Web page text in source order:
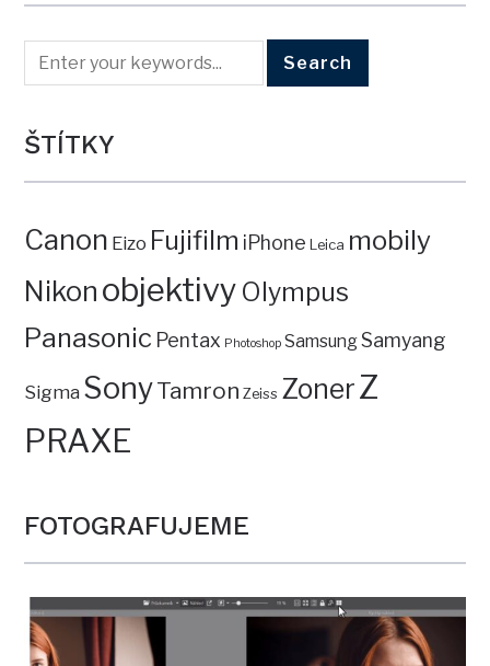
ŠTÍTKY
Canon Eizo Fujifilm iPhone Leica mobily
Nikon objektivy Olympus
Panasonic Pentax Photoshop SamsungSamyang
Sigma SonyTamron Zeiss ZonerZ
PRAXE
FOTOGRAFUJEME